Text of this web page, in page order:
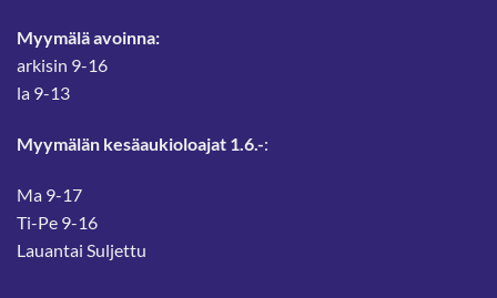
Myymälä avoinna:
arkisin 9-16
la 9-13
Myymälän kesäaukioloajat 1.6.-:
Ma 9-17
Ti-Pe 9-16
Lauantai Suljettu